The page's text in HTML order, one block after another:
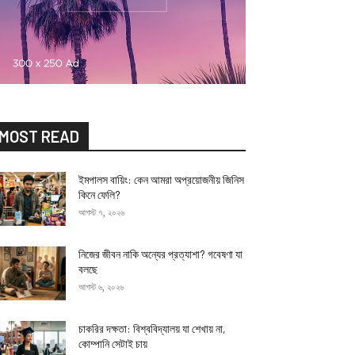
READ
ইমপালস বায়িং: কেন আমরা অপ্রয়োজনীয় জিনিস
কিনে ফেলি?
আগস্ট ৭, ২০২৬
নিজের জীবন নাকি অন্যের প্রত্যাশা? গবেষণা যা
বলছে
আগস্ট ৬, ২০২৬
চাকরির দক্ষতা: বিশ্ববিদ্যালয় যা শেখায় না,
কোম্পানি সেটাই চায়